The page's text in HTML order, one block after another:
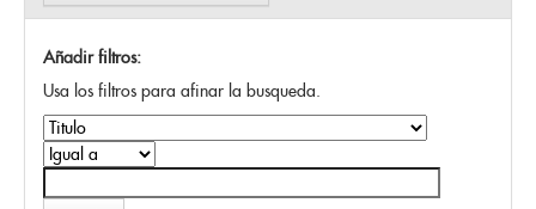
Añadir filtros:
Usa los filtros para afinar la busqueda.